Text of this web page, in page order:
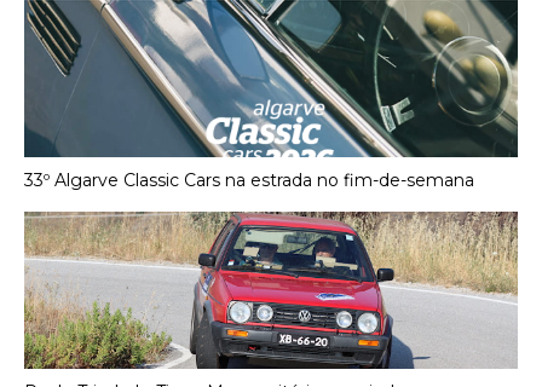
33º Algarve Classic Cars na estrada no fim-de-semana